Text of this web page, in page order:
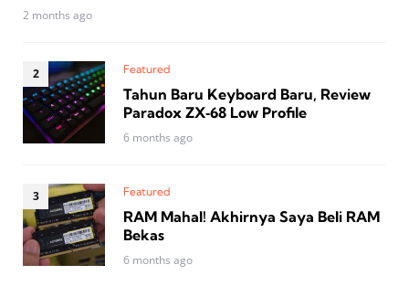
2 months ago
Featured
Tahun Baru Keyboard Baru, Review
Paradox ZX‑68 Low Profile
6 months ago
Featured
RAM Mahal! Akhirnya Saya Beli RAM
Bekas
6 months ago